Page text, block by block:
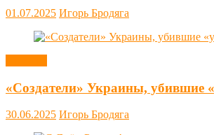
01.07.2025 Игорь Бродяга
«Создатели» Украины, убившие
30.06.2025 Игорь Бродяга